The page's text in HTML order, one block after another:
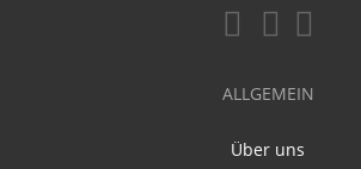
ALLGEMEIN
Über uns